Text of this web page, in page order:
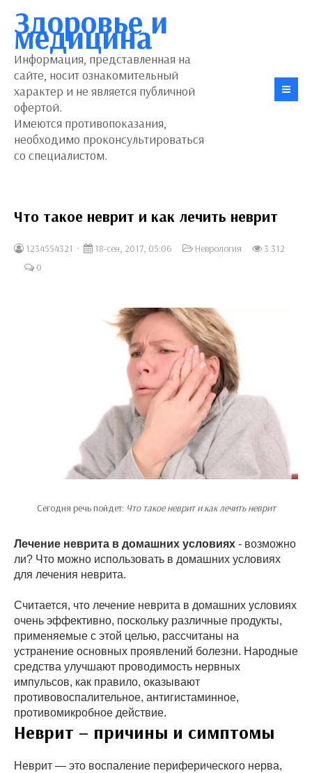
Здоровье и
медицина
Информация, представленная на
сайте, носит ознакомительный
характер и не является публичной
офертой.
Имеются противопоказания,
необходимо проконсультироваться
со специалистом.
Что такое неврит и как лечить неврит
1234554321 18-сен, 2017, 05:06 Неврология
3 312
0
Сегодня речь пойдет: Что такое неврит и как лечить неврит
Лечение неврита в домашних условиях - возможно
ли? Что можно использовать в домашних условиях
для лечения неврита.
Считается, что лечение неврита в домашних условиях
очень эффективно, поскольку различные продукты,
применяемые с этой целью, рассчитаны на
устранение основных проявлений болезни. Народные
средства улучшают проводимость нервных
импульсов, как правило, оказывают
противовоспалительное, антигистаминное,
противомикробное действие.
Неврит – причины и симптомы
Неврит — это воспаление периферического нерва,